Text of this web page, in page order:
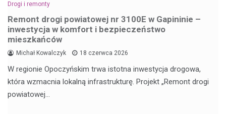
Drogi i remonty
Remont drogi powiatowej nr 3100E w Gapininie –
inwestycja w komfort i bezpieczeństwo
mieszkańców
Michał Kowalczyk 18 czerwca 2026
W regionie Opoczyńskim trwa istotna inwestycja drogowa,
która wzmacnia lokalną infrastrukturę. Projekt „Remont drogi
powiatowej…